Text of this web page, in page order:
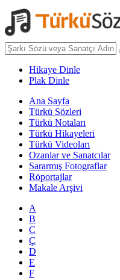
Hikaye Dinle
Plak Dinle
Ana Sayfa
Türkü Sözleri
Türkü Notaları
Türkü Hikayeleri
Türkü Videoları
Ozanlar ve Sanatcılar
Sararmış Fotograflar
Röportajlar
Makale Arşivi
A
B
C
Ç
D
E
F